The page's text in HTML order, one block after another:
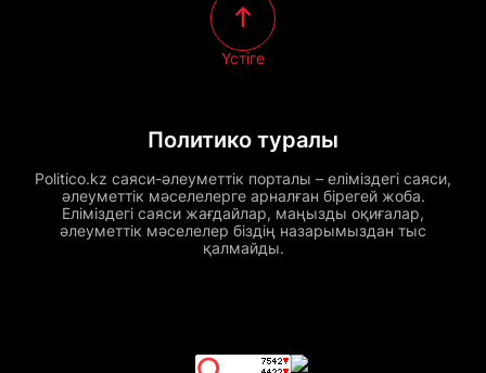
Политико туралы
Politico.kz саяси-әлеуметтік порталы – еліміздегі саяси,
әлеуметтік мәселелерге арналған бірегей жоба.
Еліміздегі саяси жағдайлар, маңызды оқиғалар,
әлеуметтік мәселелер біздің назарымыздан тыс
қалмайды.
Үстіге